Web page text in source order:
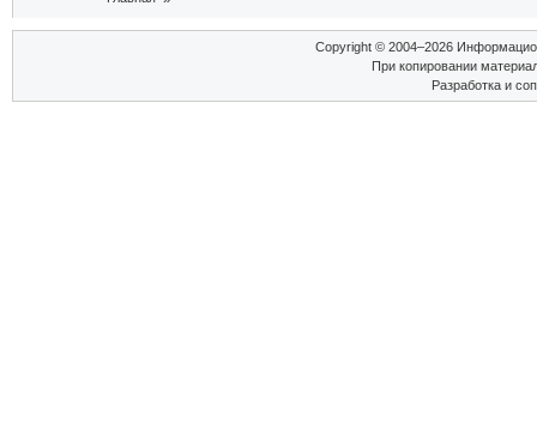
Copyright © 2004–2026
При копировании
Разработка и